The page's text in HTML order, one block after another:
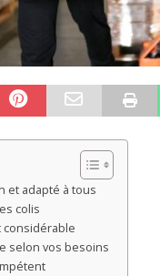
et adapté à tous
colis
considérable
selon vos besoins